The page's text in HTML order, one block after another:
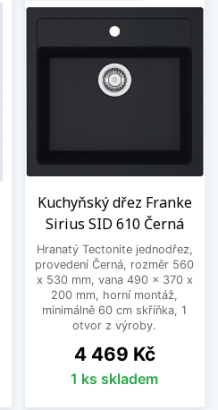
Kuchyňský dřez Franke
Sirius SID 610 Černá
Hranatý Tectonite jednodřez,
provedení Černá, rozměr 560
x 530 mm, vana 490 x 370 x
200 mm, horní montáž,
minimálně 60 cm skříňka, 1
otvor z výroby.
Cena
4 469 Kč
1 ks skladem